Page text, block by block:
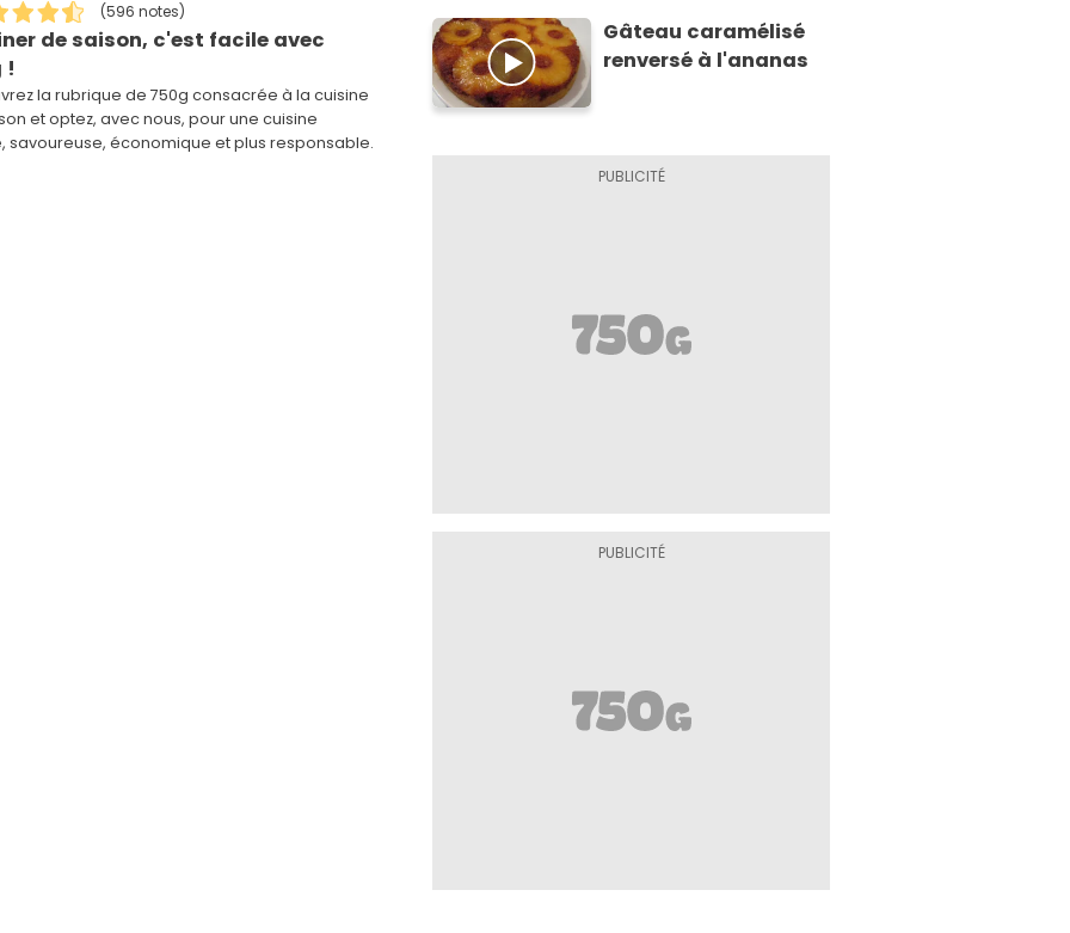
(596 notes)
de saison, c'est facile avec
!
la rubrique de 750g consacrée à la cuisine
et optez, avec nous, pour une cuisine
savoureuse, économique et plus responsable.
Gâteau caramélisé
renversé à l'ananas